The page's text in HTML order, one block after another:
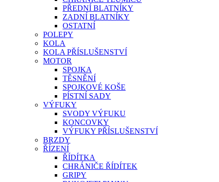
PŘEDNÍ BLATNÍKY
ZADNÍ BLATNÍKY
OSTATNÍ
POLEPY
KOLA
KOLA PŘÍSLUŠENSTVÍ
MOTOR
SPOJKA
TĚSNĚNÍ
SPOJKOVÉ KOŠE
PÍSTNÍ SADY
VÝFUKY
SVODY VÝFUKU
KONCOVKY
VÝFUKY PŘÍSLUŠENSTVÍ
BRZDY
ŘÍZENÍ
ŘÍDÍTKA
CHRÁNIČE ŘÍDÍTEK
GRIPY